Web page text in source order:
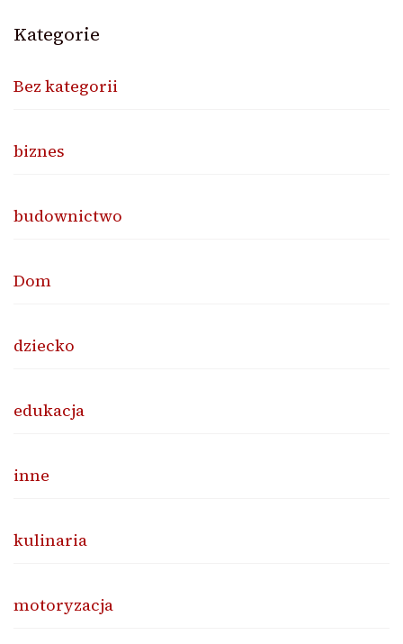
Kategorie
Bez kategorii
biznes
budownictwo
Dom
dziecko
edukacja
inne
kulinaria
motoryzacja